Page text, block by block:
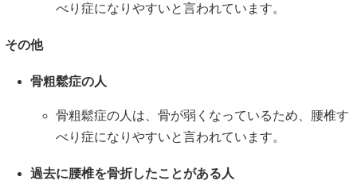
べり症になりやすいと言われています。
その他
骨粗鬆症の人
骨粗鬆症の人は、骨が弱くなっているため、腰椎す
べり症になりやすいと言われています。
過去に腰椎を骨折したことがある人